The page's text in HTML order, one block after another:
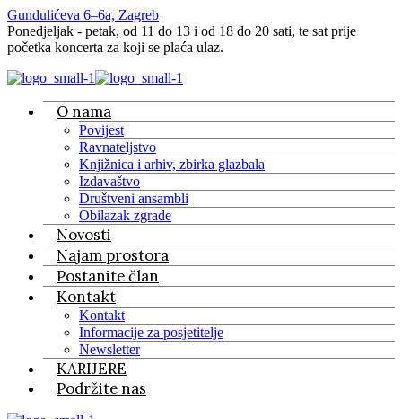
Gundulićeva 6–6a, Zagreb
Ponedjeljak - petak, od 11 do 13 i od 18 do 20 sati, te sat prije
početka koncerta za koji se plaća ulaz.
O nama
Povijest
Ravnateljstvo
Knjižnica i arhiv, zbirka glazbala
Izdavaštvo
Društveni ansambli
Obilazak zgrade
Novosti
Najam prostora
Postanite član
Kontakt
Kontakt
Informacije za posjetitelje
Newsletter
KARIJERE
Podržite nas